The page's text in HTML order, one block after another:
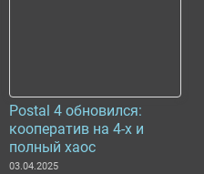
Postal 4 обновился:
кооператив на 4-х и
полный хаос
03.04.2025